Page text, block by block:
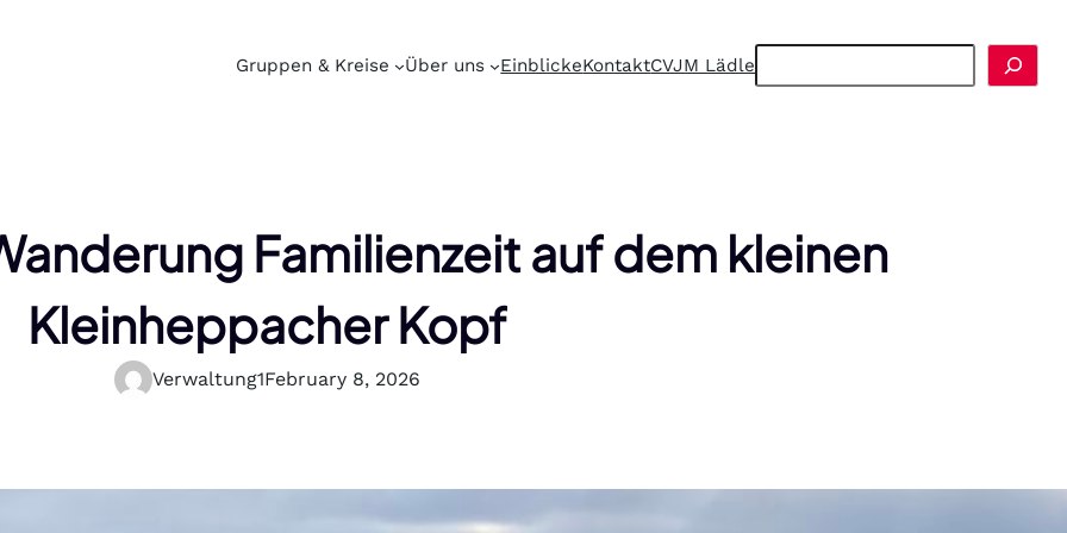
Gruppen & Kreise Über uns EinblickeKontaktCVJM Lädle
Familienzeit auf dem kleinen
Kleinheppacher Kopf
Verwaltung1February 8, 2026